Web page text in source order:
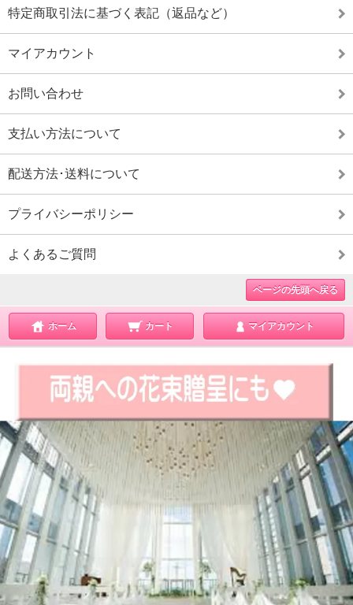
特定商取引法に基づく表記（返品など）
マイアカウント
お問い合わせ
支払い方法について
配送方法･送料について
プライバシーポリシー
よくあるご質問
ページの先頭へ戻る
ホーム カート マイアカウント